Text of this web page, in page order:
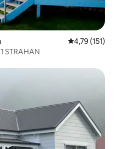
Povprečna
4,79 (151)
STRAHAN
z značko »Izbira gostov«